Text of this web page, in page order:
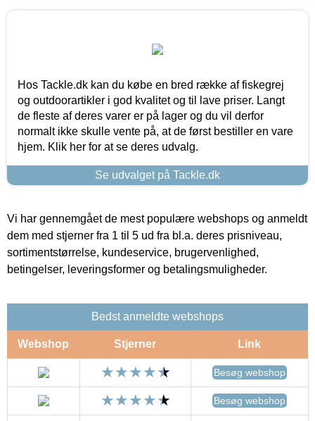
Hos Tackle.dk kan du købe en bred række af fiskegrej
og outdoorartikler i god kvalitet og til lave priser. Langt
de fleste af deres varer er på lager og du vil derfor
normalt ikke skulle vente på, at de først bestiller en vare
hjem. Klik her for at se deres udvalg.
Se udvalget på Tackle.dk
Vi har gennemgået de mest populære webshops og anmeldt
dem med stjerner fra 1 til 5 ud fra bl.a. deres prisniveau,
sortimentstørrelse, kundeservice, brugervenlighed,
betingelser, leveringsformer og betalingsmuligheder.
Bedst anmeldte webshops
Webshop Stjerner Link
Besøg webshop
Besøg webshop